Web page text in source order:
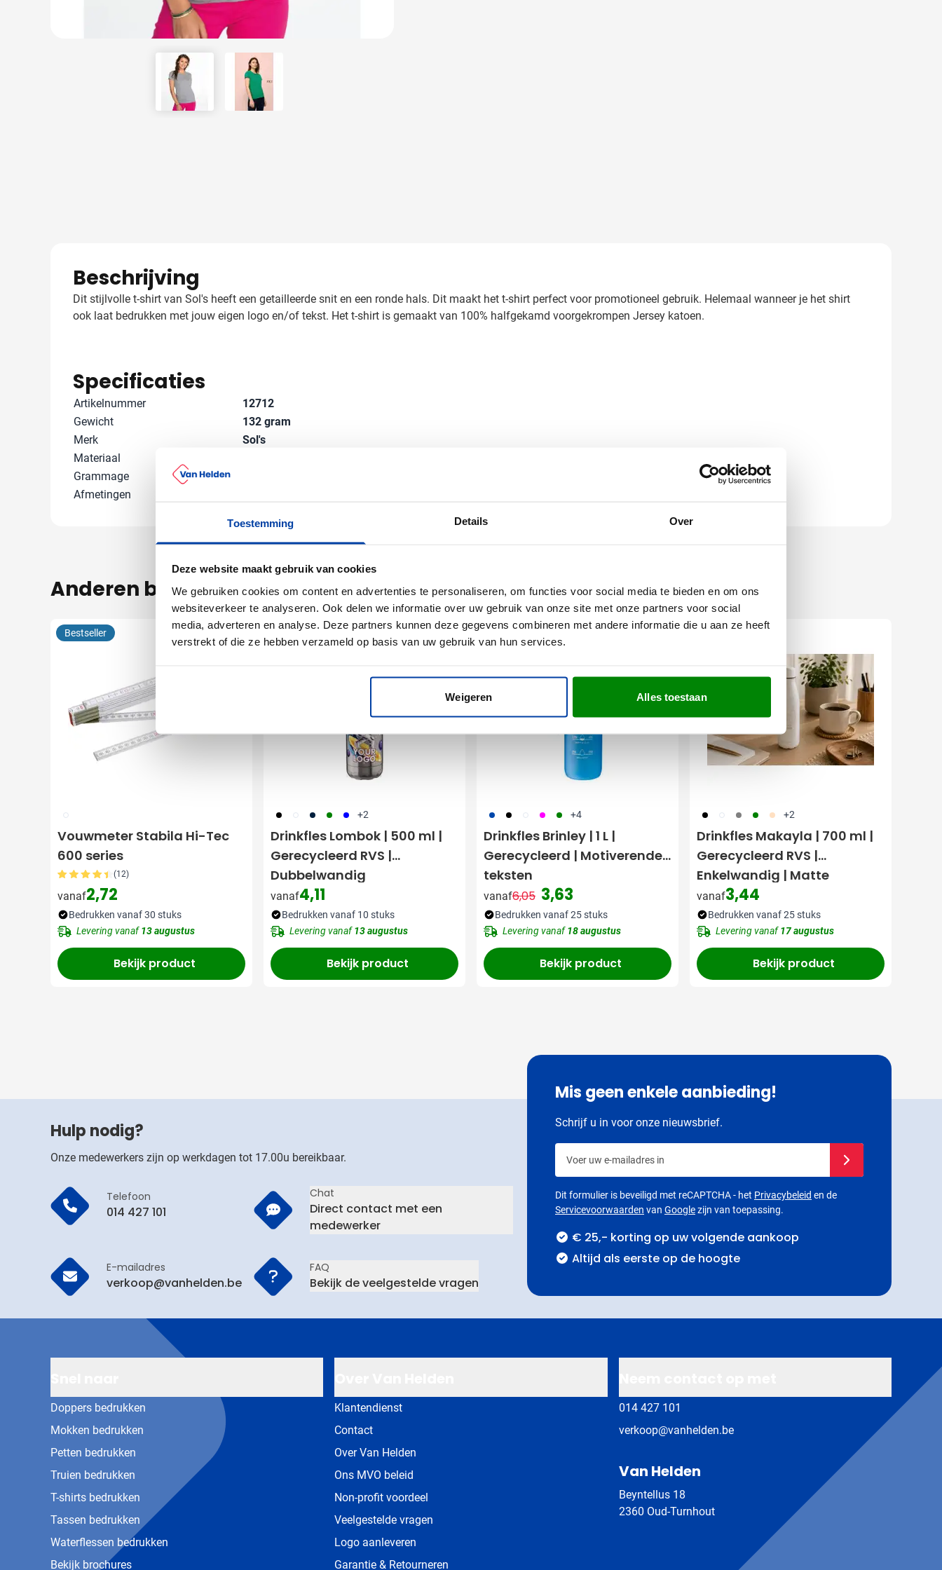
Toestemming Details Over
Deze website maakt gebruik van cookies
We gebruiken cookies om content en advertenties te personaliseren, om functies voor social media te bieden en om ons
websiteverkeer te analyseren. Ook delen we informatie over uw gebruik van onze site met onze partners voor social
media, adverteren en analyse. Deze partners kunnen deze gegevens combineren met andere informatie die u aan ze heeft
verstrekt of die ze hebben verzameld op basis van uw gebruik van hun services.
Weigeren Alles toestaan
View larger imageView larger image
Beschrijving
Dit stijlvolle t-shirt van Sol's heeft een getailleerde snit en een ronde hals. Dit maakt het t-shirt perfect voor promotioneel gebruik. Helemaal wanneer je het shirt
ook laat bedrukken met jouw eigen logo en/of tekst. Het t-shirt is gemaakt van 100% halfgekamd voorgekrompen Jersey katoen.
Specificaties
Artikelnummer
12712
Gewicht
132 gram
Merk
Sol's
Materiaal
Grammage
Afmetingen
Anderen bekeken ook
002
Vouwmeter Stabila Hi-Tec
600 series
(12)
vanaf2,72
Bestseller
Bedrukken vanaf 30 stuks
Levering vanaf13 augustus
Bekijk product
001 002 411 004 005 +2
Drinkfles Lombok | 500 ml |
Gerecycleerd RVS |
Dubbelwandig
vanaf4,11
Make-A-Wish
Bedrukken vanaf 10 stuks
Levering vanaf13 augustus
Bekijk product
023 001 970 046 004 +4
Drinkfles Brinley | 1 L |
Gerecycleerd | Motiverende
teksten
vanaf
Normale prijs
6,05 3,63
Aanbieding
Bedrukken vanaf 25 stuks
Levering vanaf18 augustus
Bekijk product
001 002 003 004 357 +2
Drinkfles Makayla | 700 ml |
Gerecycleerd RVS |
Enkelwandig | Matte
afwerking
vanaf3,44
Bestseller
Bedrukken vanaf 25 stuks
Levering vanaf17 augustus
Bekijk product
Hulp nodig?
Onze medewerkers zijn op werkdagen tot 17.00u bereikbaar.
Telefoon
014 427 101
Chat
Direct contact met een
medewerker
E-mailadres
verkoop@vanhelden.be
FAQ
Bekijk de veelgestelde vragen
Mis geen enkele aanbieding!
Schrijf u in voor onze nieuwsbrief.
Dit formulier is beveiligd met reCAPTCHA - het Privacybeleid en de
Servicevoorwaarden van Googlezijn van toepassing.
€ 25,- korting op uw volgende aankoop
Altijd als eerste op de hoogte
Doppers bedrukken
Mokken bedrukken
Petten bedrukken
Truien bedrukken
T-shirts bedrukken
Tassen bedrukken
Waterflessen bedrukken
Bekijk brochures
Klantendienst
Contact
Over Van Helden
Ons MVO beleid
Non-profit voordeel
Veelgestelde vragen
Logo aanleveren
Garantie & Retourneren
014 427 101
verkoop@vanhelden.be
Van Helden
Beyntellus 18
2360 Oud-Turnhout